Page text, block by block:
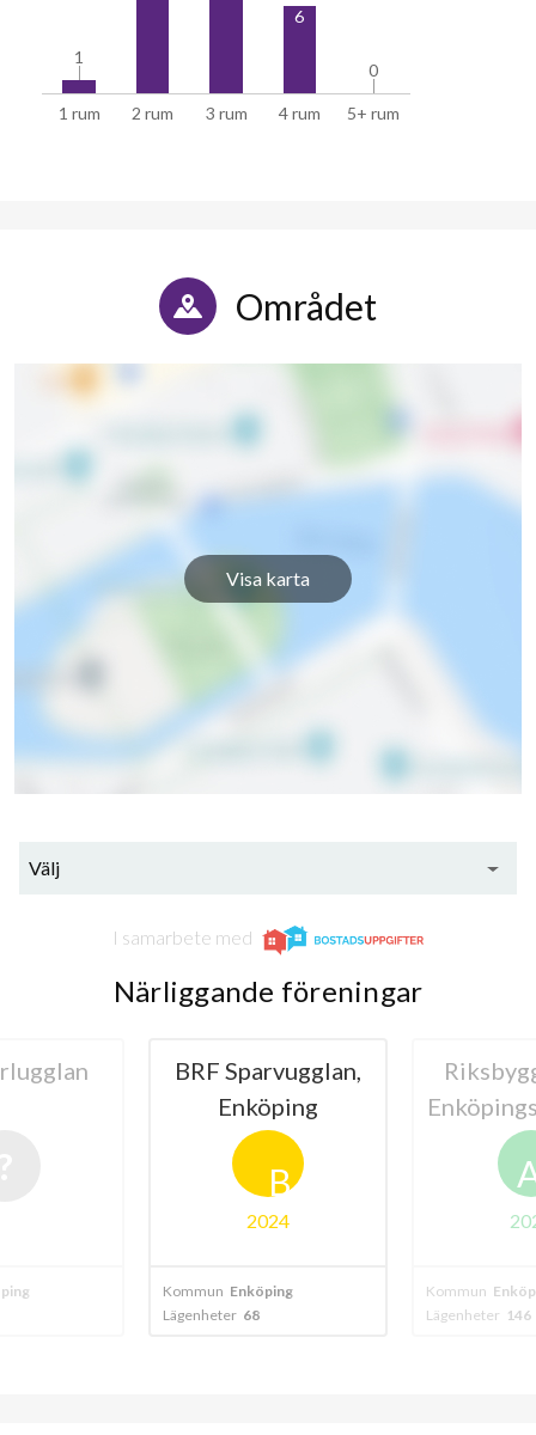
1 rum 2 rum 3 rum 4 rum 5+ rum
11
6
0
0
Området
Visa karta
Välj
I samarbete med
Närliggande föreningar
BRF Sparvugglan,
Enköping
B
2024
Kommun Enköping
Lägenheter 68
Kommun
Lägenheter 146